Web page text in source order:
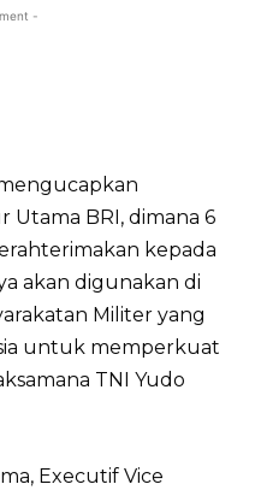
-
Utama BRI, dimana 6
kepada
akan digunakan di
Militer yang
untuk memperkuat
TNI Yudo
Executif Vice